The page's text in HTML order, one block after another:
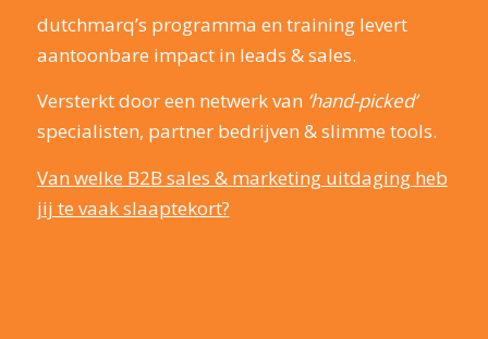
dutchmarq’s programma en training levert
aantoonbare impact in leads & sales.
Versterkt door een netwerk van ‘hand-picked’
specialisten, partner bedrijven & slimme tools.
Van welke B2B sales & marketing uitdaging heb
jij te vaak slaaptekort?